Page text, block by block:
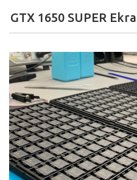
GTX 1650 SUPER